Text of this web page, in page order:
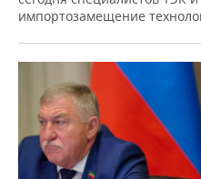
импортозамещение